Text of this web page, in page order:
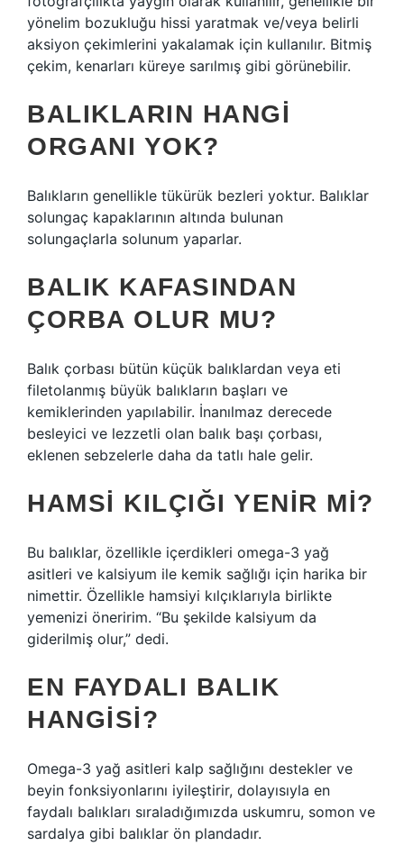
yönelim bozukluğu hissi yaratmak ve/veya belirli
aksiyon çekimlerini yakalamak için kullanılır. Bitmiş
çekim, kenarları küreye sarılmış gibi görünebilir.
BALIKLARIN HANGI
ORGANI YOK?
Balıkların genellikle tükürük bezleri yoktur. Balıklar
solungaç kapaklarının altında bulunan
solungaçlarla solunum yaparlar.
BALIK KAFASINDAN
ÇORBA OLUR MU?
Balık çorbası bütün küçük balıklardan veya eti
filetolanmış büyük balıkların başları ve
kemiklerinden yapılabilir. İnanılmaz derecede
besleyici ve lezzetli olan balık başı çorbası,
eklenen sebzelerle daha da tatlı hale gelir.
HAMSI KILÇIĞI YENIR MI?
Bu balıklar, özellikle içerdikleri omega-3 yağ
asitleri ve kalsiyum ile kemik sağlığı için harika bir
nimettir. Özellikle hamsiyi kılçıklarıyla birlikte
yemenizi öneririm. “Bu şekilde kalsiyum da
giderilmiş olur,” dedi.
EN FAYDALI BALIK
HANGISI?
Omega-3 yağ asitleri kalp sağlığını destekler ve
beyin fonksiyonlarını iyileştirir, dolayısıyla en
faydalı balıkları sıraladığımızda uskumru, somon ve
sardalya gibi balıklar ön plandadır.